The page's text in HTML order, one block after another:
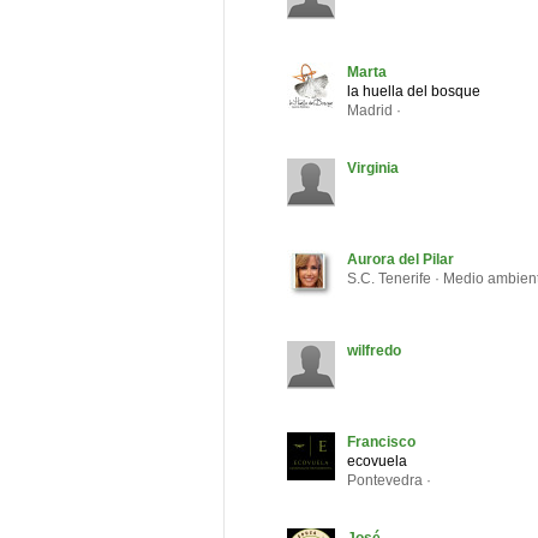
Marta
la huella del bosque
Madrid ·
Virginia
Aurora del Pilar
S.C. Tenerife · Medio
wilfredo
Francisco
ecovuela
Pontevedra ·